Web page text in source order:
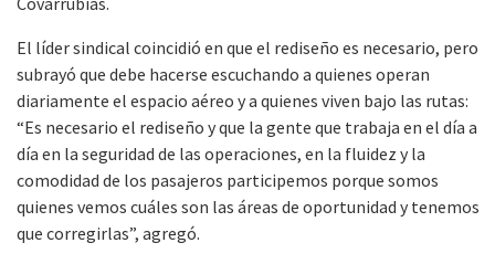
El líder sindical coincidió en que el rediseño es necesario, pero
subrayó que debe hacerse escuchando a quienes operan
diariamente el espacio aéreo y a quienes viven bajo las rutas:
“Es necesario el rediseño y que la gente que trabaja en el día a
día en la seguridad de las operaciones, en la fluidez y la
comodidad de los pasajeros participemos porque somos
quienes vemos cuáles son las áreas de oportunidad y tenemos
que corregirlas”, agregó.